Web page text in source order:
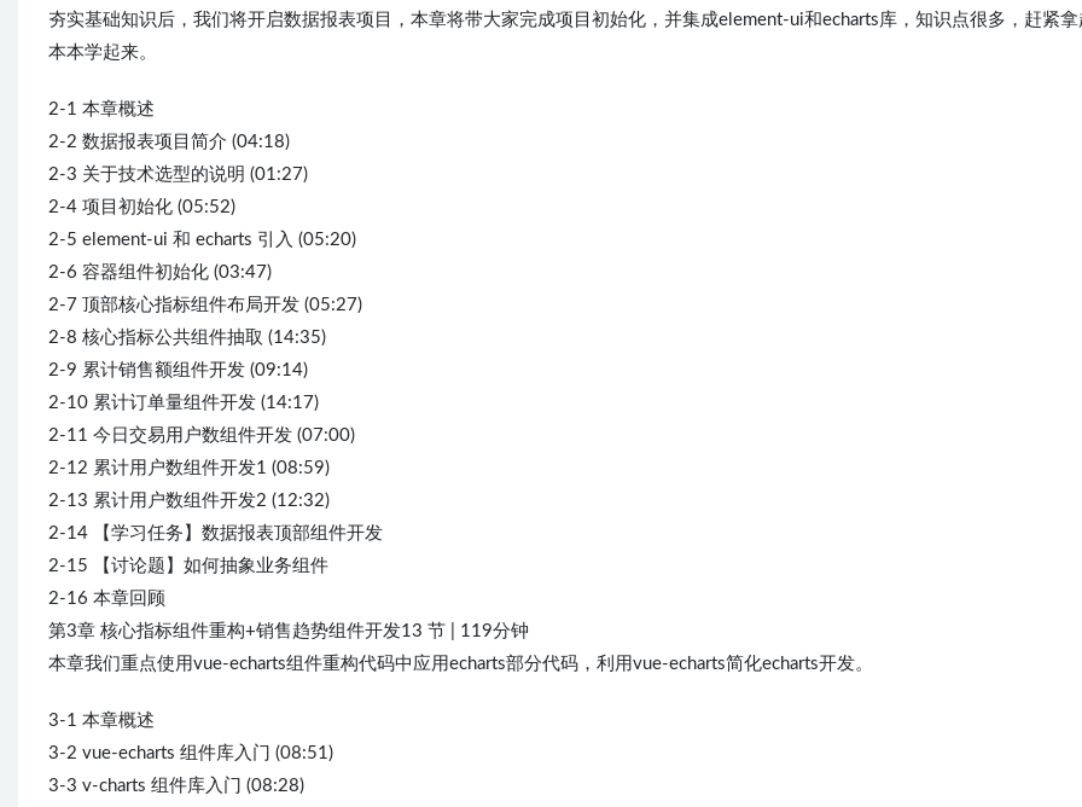
夯实基础知识后，我们将开启数据报表项目，本章将带大家完成项目初始化，并集成element-ui和echarts库，知识点很多，赶紧拿
本本学起来。
2-1 本章概述
2-2 数据报表项目简介 (04:18)
2-3 关于技术选型的说明 (01:27)
2-4 项目初始化 (05:52)
2-5 element-ui 和 echarts 引入 (05:20)
2-6 容器组件初始化 (03:47)
2-7 顶部核心指标组件布局开发 (05:27)
2-8 核心指标公共组件抽取 (14:35)
2-9 累计销售额组件开发 (09:14)
2-10 累计订单量组件开发 (14:17)
2-11 今日交易用户数组件开发 (07:00)
2-12 累计用户数组件开发1 (08:59)
2-13 累计用户数组件开发2 (12:32)
2-14 【学习任务】数据报表顶部组件开发
2-15 【讨论题】如何抽象业务组件
2-16 本章回顾
第3章 核心指标组件重构+销售趋势组件开发13 节 | 119分钟
本章我们重点使用vue-echarts组件重构代码中应用echarts部分代码，利用vue-echarts简化echarts开发。
3-1 本章概述
3-2 vue-echarts 组件库入门 (08:51)
3-3 v-charts 组件库入门 (08:28)